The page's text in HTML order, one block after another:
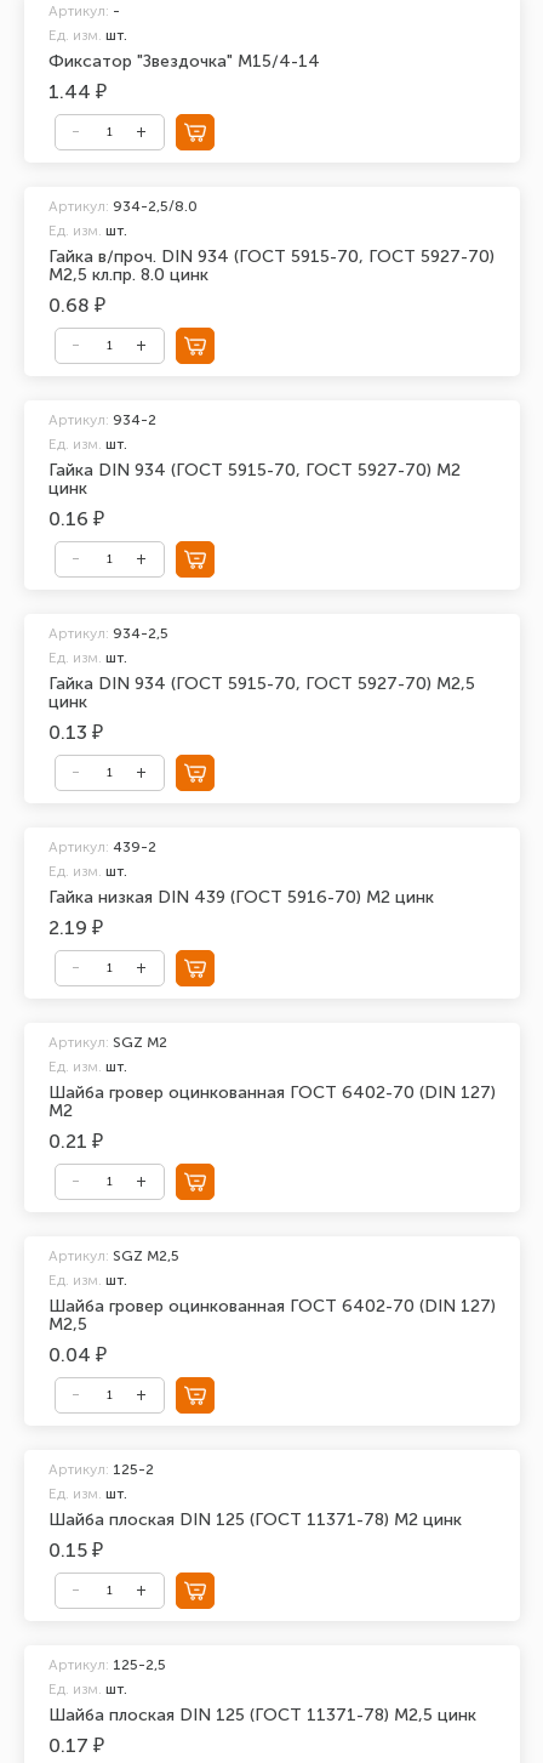
Фиксатор "Звездочка" М15/4-14
Артикул: -
Ед. изм. шт.
1.44 ₽
Гайка в/проч. DIN 934 (ГОСТ 5915-70, ГОСТ 5927-70)
М2,5 кл.пр. 8.0 цинк
Артикул: 934-2,5/8.0
Ед. изм. шт.
0.68 ₽
Гайка DIN 934 (ГОСТ 5915-70, ГОСТ 5927-70) М2
цинк
Артикул: 934-2
Ед. изм. шт.
0.16 ₽
Гайка DIN 934 (ГОСТ 5915-70, ГОСТ 5927-70) М2,5
цинк
Артикул: 934-2,5
Ед. изм. шт.
0.13 ₽
Гайка низкая DIN 439 (ГОСТ 5916-70) М2 цинк
Артикул: 439-2
Ед. изм. шт.
2.19 ₽
Шайба гровер оцинкованная ГОСТ 6402-70 (DIN 127)
М2
Артикул: SGZ M2
Ед. изм. шт.
0.21 ₽
Шайба гровер оцинкованная ГОСТ 6402-70 (DIN 127)
М2,5
Артикул: SGZ M2,5
Ед. изм. шт.
0.04 ₽
Шайба плоская DIN 125 (ГОСТ 11371-78) М2 цинк
Артикул: 125-2
Ед. изм. шт.
0.15 ₽
Шайба плоская DIN 125 (ГОСТ 11371-78) М2,5 цинк
Артикул: 125-2,5
Ед. изм. шт.
0.17 ₽